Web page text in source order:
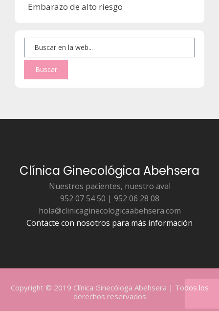
Embarazo de alto riesgo
Clínica Ginecológica Abehsera
Nuestros pacientes, nuestro aval
952 07 54 50 | 952 06 28 08
hola@clinicaginecologicaabehsera.com
Contacte con nosotros para más información
Copyright © 2019 Clínica Ginecóloga Abehsera | Todos los
derechos reservados